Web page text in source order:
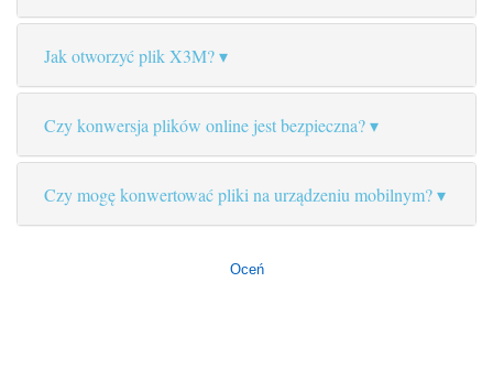
Jak otworzyć plik X3M?
Czy konwersja plików online jest bezpieczna?
Czy mogę konwertować pliki na urządzeniu mobilnym?
Oceń